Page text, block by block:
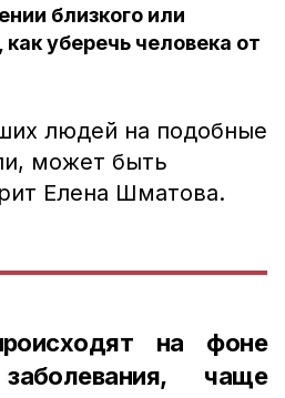
близкого или
как уберечь человека от
людей на подобные
может быть
Елена Шматова.
на фоне
чаще